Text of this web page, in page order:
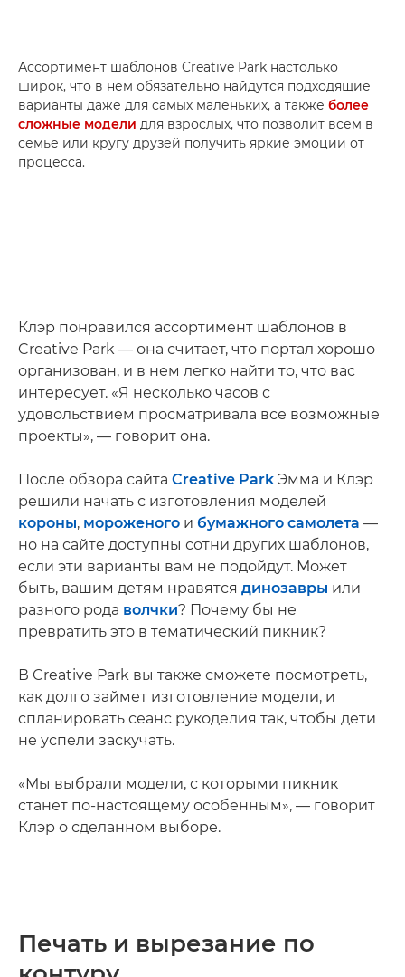
Ассортимент шаблонов Creative Park настолько
широк, что в нем обязательно найдутся подходящие
варианты даже для самых маленьких, а также более
сложные модели для взрослых, что позволит всем в
семье или кругу друзей получить яркие эмоции от
процесса.
Клэр понравился ассортимент шаблонов в
Creative Park — она считает, что портал хорошо
организован, и в нем легко найти то, что вас
интересует. «Я несколько часов с
удовольствием просматривала все возможные
проекты», — говорит она.
После обзора сайта Creative Park Эмма и Клэр
решили начать с изготовления моделей
короны, мороженого и бумажного самолета —
но на сайте доступны сотни других шаблонов,
если эти варианты вам не подойдут. Может
быть, вашим детям нравятся динозавры или
разного рода волчки? Почему бы не
превратить это в тематический пикник?
В Creative Park вы также сможете посмотреть,
как долго займет изготовление модели, и
спланировать сеанс рукоделия так, чтобы дети
не успели заскучать.
«Мы выбрали модели, с которыми пикник
станет по-настоящему особенным», — говорит
Клэр о сделанном выборе.
Печать и вырезание по